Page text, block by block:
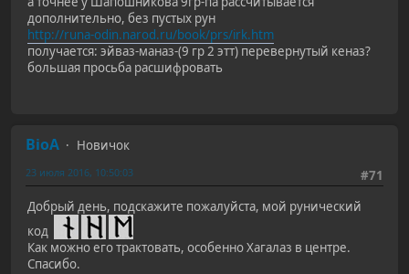
дополнительно, без пустых рун
http://runa-odin.narod.ru/book/prs/irk.htm
получается: эйваз-маназ-(9 гр 2 этт) перевернутый кеназ?
большая просьба расшифровать
BioA
Новичок
#71
23 июля 2016, 10:50:03
Добрый день, подскажите пожалуйста, мой рунический
код
Как можно его трактовать, особенно Хагалаз в центре.
Спасибо.